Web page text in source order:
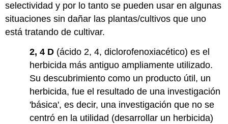
selectividad y por lo tanto se pueden usar en algunas
situaciones sin dañar las plantas/cultivos que uno
está tratando de cultivar.
2, 4 D (ácido 2, 4, diclorofenoxiacético) es el
herbicida más antiguo ampliamente utilizado.
Su descubrimiento como un producto útil, un
herbicida, fue el resultado de una investigación
'básica', es decir, una investigación que no se
centró en la utilidad (desarrollar un herbicida)